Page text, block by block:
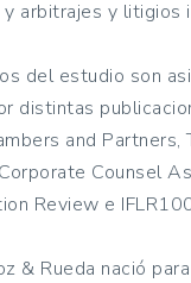
arbitrajes y litigios
del estudio son
distintas
and Partners,
Counsel
Review e
& Rueda nació